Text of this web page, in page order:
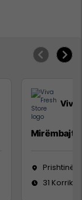
Viva
Prishtinë
31 Korrik